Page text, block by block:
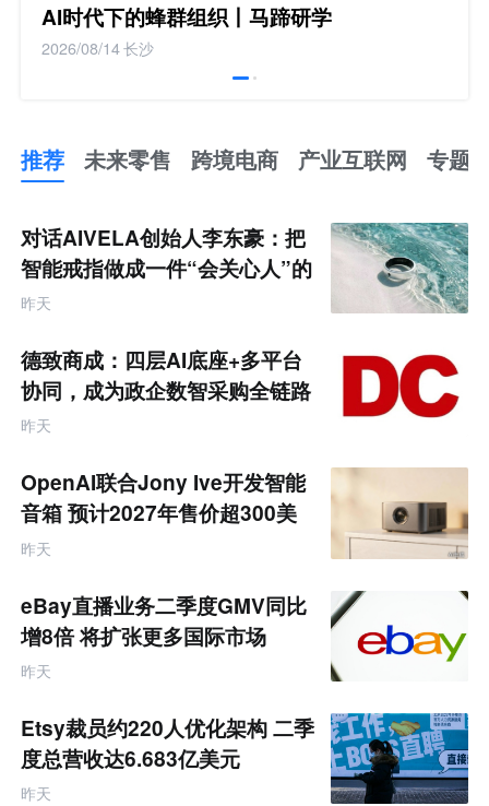
AI时代下的蜂群组织丨马蹄研学
2026/08/14长沙
推荐 未来零售 跨境电商 产业互联网 专题
来
零
售
跨
境
商
产
业
互
联
网
对话AIVELA创始人李东豪：把
智能戒指做成一件“会关心人”的
饰品
昨天
德致商成：四层AI底座+多平台
协同，成为政企数智采购全链路
服务商
昨天
OpenAI联合Jony Ive开发智能
音箱 预计2027年售价超300美
元
昨天
eBay直播业务二季度GMV同比
增8倍 将扩张更多国际市场
昨天
Etsy裁员约220人优化架构 二季
度总营收达6.683亿美元
昨天